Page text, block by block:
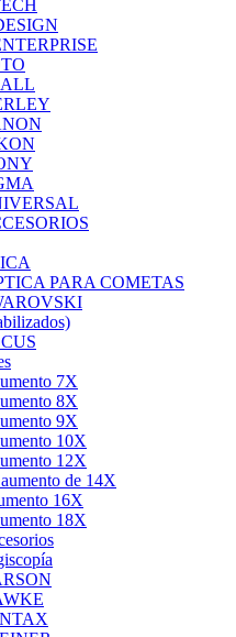
PARA COMETAS
7X
8X
9X
10X
12X
de 14X
16X
18X